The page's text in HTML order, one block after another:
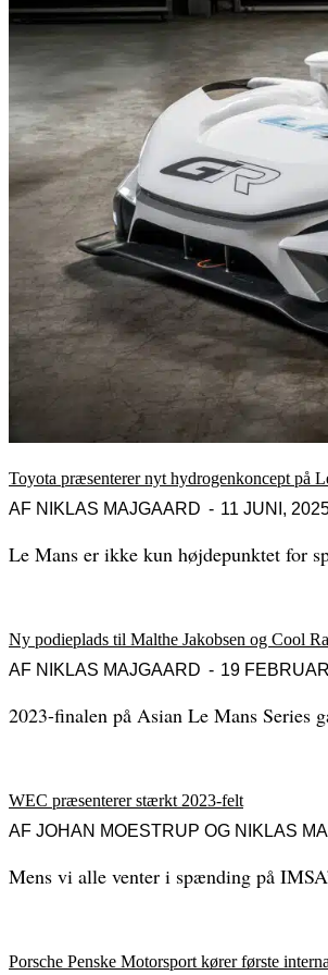
Toyota præsenterer nyt hydrogenkoncept på
AF NIKLAS MAJGAARD 11 JUNI,
Le Mans er ikke kun højdepunktet for
Ny podieplads til Malthe Jakobsen og Cool
AF NIKLAS MAJGAARD 19
2023-finalen på Asian Le Mans Series
WEC præsenterer stærkt 2023-felt
AF JOHAN MOESTRUP OG NIKLAS
Mens vi alle venter i spænding på
Porsche Penske Motorsport kører første